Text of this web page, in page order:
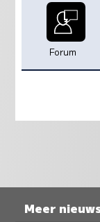
Forum
Meer